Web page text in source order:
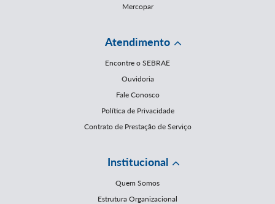
Mercopar
Atendimento
Encontre o SEBRAE
Ouvidoria
Fale Conosco
Política de Privacidade
Contrato de Prestação de Serviço
Institucional
Quem Somos
Estrutura Organizacional